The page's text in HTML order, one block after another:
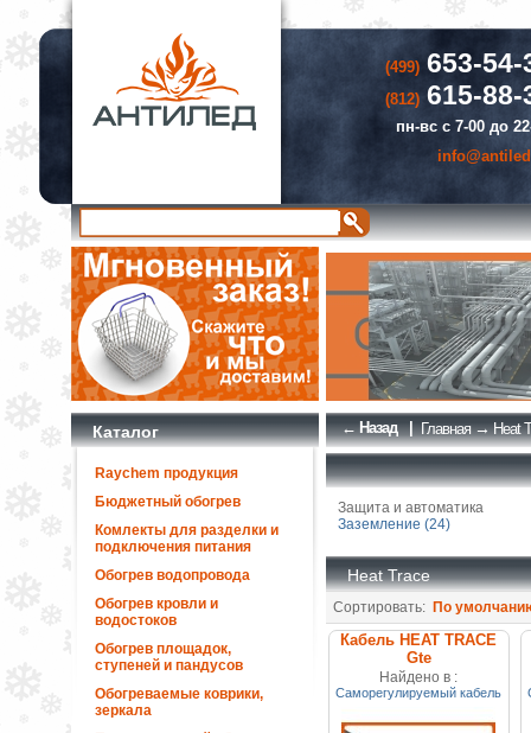
(499)653-54-
(812)615-88-
пн-вс с 7-00 до
Каталог
Raychem продукция
Бюджетный обогрев
Комлекты для разделки и
подключения питания
Обогрев водопровода
Обогрев кровли и
водостоков
Обогрев площадок,
ступеней и пандусов
Обогреваемые коврики,
зеркала
← Назад | Главная→Heat
Защита и автоматика
Заземление (24)
Heat Trace
Сортировать: По
Кабель HEAT TRACE
Gte
Найдено в :
Саморегулируемый кабель